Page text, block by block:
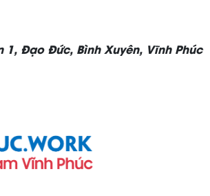
Đạo Đức, Bình Xuyên, Vĩnh Phúc